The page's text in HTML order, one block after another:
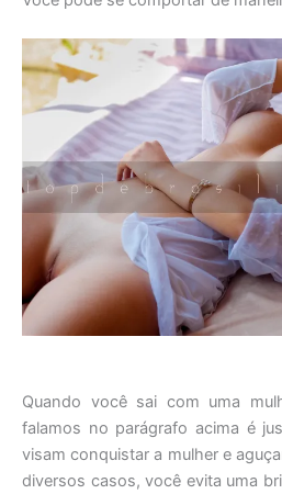
Quando você sai com uma
falamos no parágrafo acima é
visam conquistar a mulher e
diversos casos, você evita uma